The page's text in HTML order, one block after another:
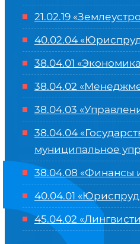
21.02.19
40.02.04
38.04.01
38.04.02
38.04.03
38.04.04
муниципальное
38.04.08 «Финансы
40.04.01
45.04.02